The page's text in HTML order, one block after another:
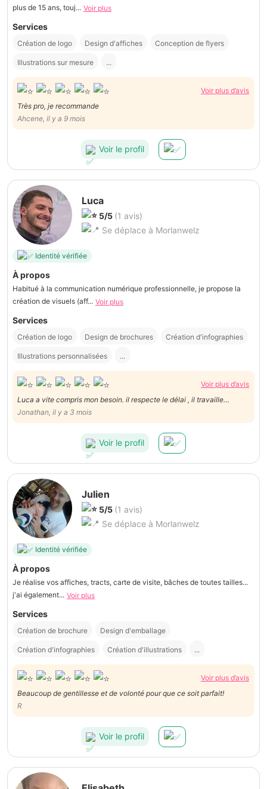
plus de 15 ans, touj... Voir plus
Services
Création de logo Design d'affiches Conception de flyers
Illustrations sur mesure ...
Voir plus d’avis
Très pro, je recommande
Ahcene, il y a 9 mois
Voir le profil
Luca
5/5 (1 avis)
Se déplace à Morlanwelz
Identité vérifiée
À propos
Habitué à la communication numérique professionnelle, je propose la
création de visuels (aff... Voir plus
Services
Création de logo Design de brochures Création d'infographies
Illustrations personnalisées ...
Voir plus d’avis
Luca a vite compris mon besoin. il respecte le délai , il travaille
excessivement bien. Il est structuré et archi-pro .Bref, je recommande
vivement Luca qui en plus de tout est extrêmement sympathique.
Jonathan, il y a 3 mois
Voir le profil
Julien
5/5 (1 avis)
Se déplace à Morlanwelz
Identité vérifiée
À propos
Je réalise vos affiches, tracts, carte de visite, bâches de toutes tailles...
j'ai également... Voir plus
Services
Création de brochure Design d'emballage
Création d'infographies Création d'illustrations ...
Voir plus d’avis
Beaucoup de gentillesse et de volonté pour que ce soit parfait!
R
Voir le profil